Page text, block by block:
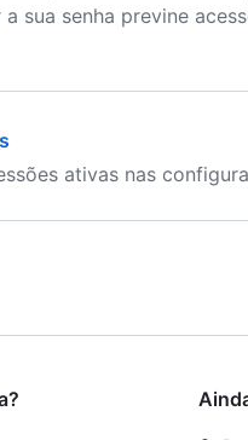
sua senha previne
ativas nas